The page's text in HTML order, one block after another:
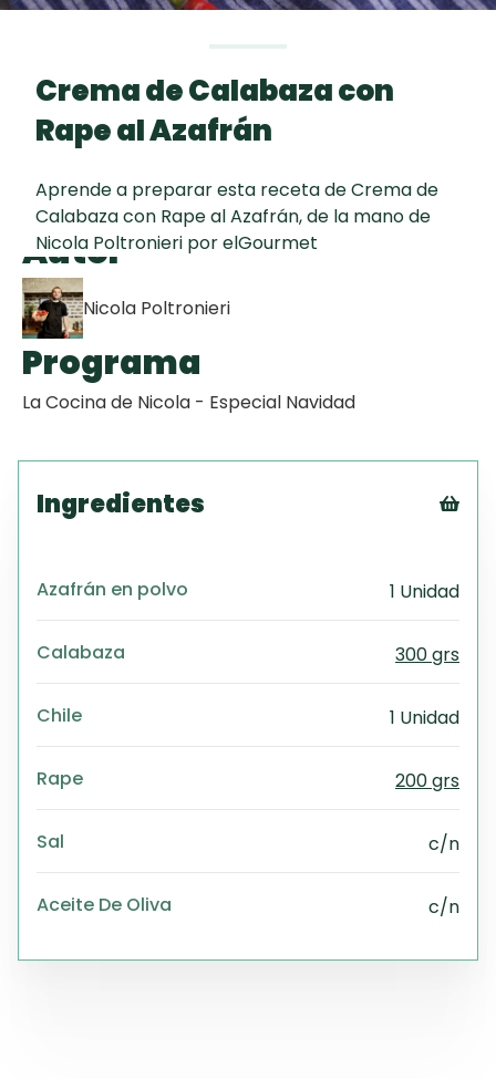
Chocolate
Cake
Key Lime Pie
Crema de Calabaza con
Rape al Azafrán
Aprende a preparar esta receta de Crema de
Calabaza con Rape al Azafrán, de la mano de
Nicola Poltronieri por elGourmet
Autor
Nicola Poltronieri
Programa
La Cocina de Nicola - Especial Navidad
Ingredientes
Azafrán en polvo 1 Unidad
Calabaza 300 grs
Chile 1 Unidad
Rape 200 grs
Sal c/n
Aceite De Oliva c/n